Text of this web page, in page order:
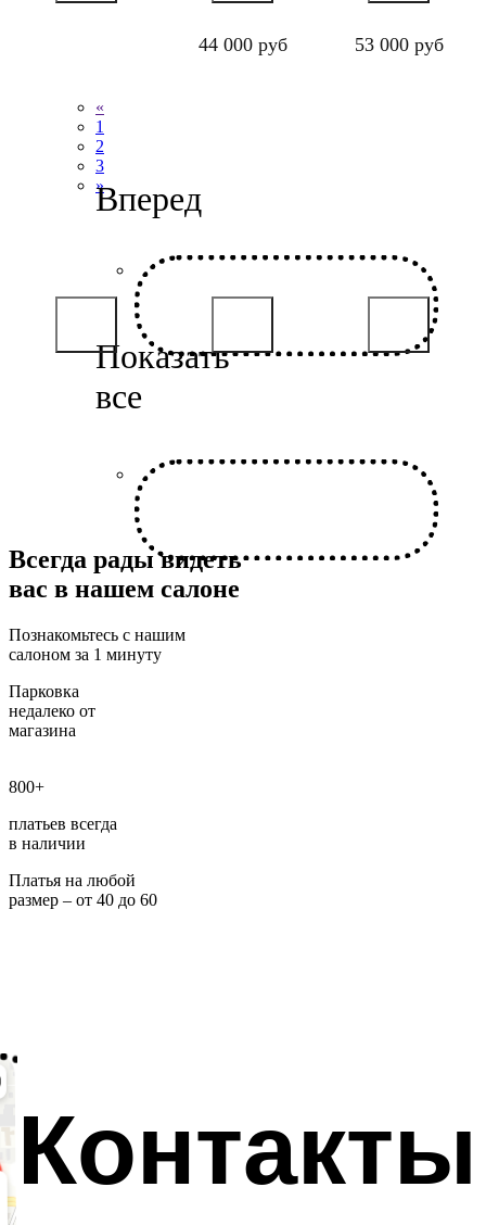
44 000 руб 53 000 руб
«
1
2
3
»
Всегда рады видеть
вас в нашем салоне
Познакомьтесь с нашим
салоном за 1 минуту
Парковка
недалеко от
магазина
800+
платьев всегда
в наличии
Платья на любой
размер – от 40 до 60
Контакты